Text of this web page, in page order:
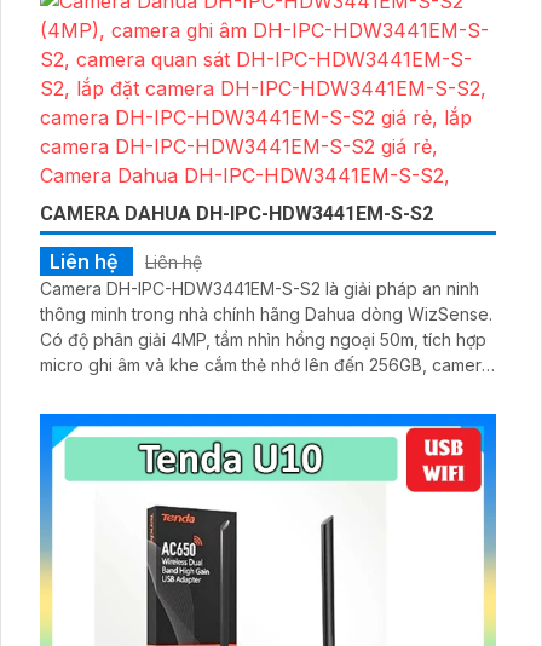
CAMERA DAHUA DH-IPC-HDW3441EM-S-S2
Liên hệ
Liên hệ
Camera DH-IPC-HDW3441EM-S-S2 là giải pháp an ninh
thông minh trong nhà chính hãng Dahua dòng WizSense.
Có độ phân giải 4MP, tầm nhìn hồng ngoại 50m, tích hợp
micro ghi âm và khe cắm thẻ nhớ lên đến 256GB, camera
ngày lẫn đêm.